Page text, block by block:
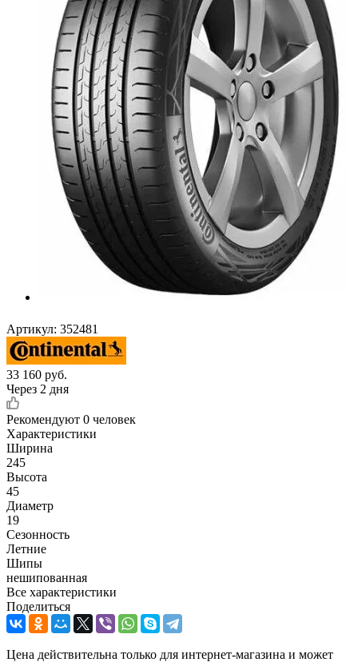
Артикул: 352481
33 160 руб.
Через 2 дня
Рекомендуют 0 человек
Характеристики
Ширина
245
Высота
45
Диаметр
19
Сезонность
Летние
Шипы
нешипованная
Все характеристики
Поделиться
Цена действительна только для интернет-магазина и может